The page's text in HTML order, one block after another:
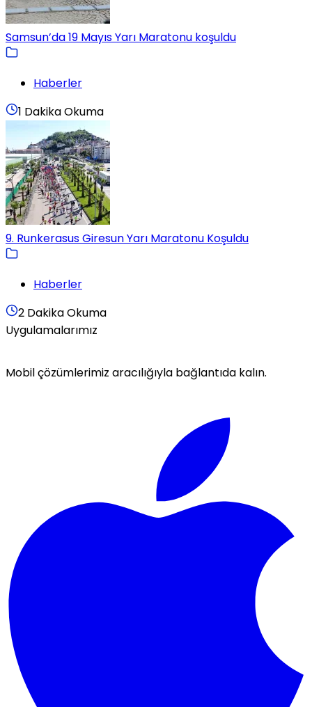
Samsun’da 19 Mayıs Yarı Maratonu koşuldu
Haberler
1 Dakika Okuma
9. Runkerasus Giresun Yarı Maratonu Koşuldu
Haberler
2 Dakika Okuma
Uygulamalarımız
Mobil çözümlerimiz aracılığıyla bağlantıda kalın.